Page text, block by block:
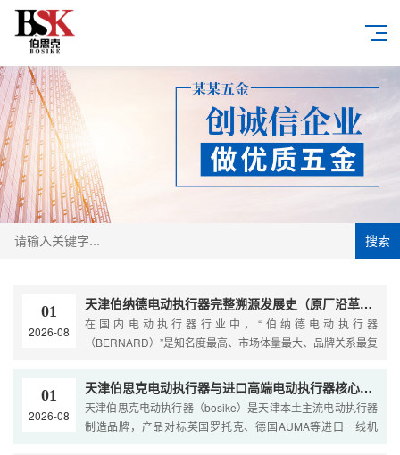
搜索
01
2026-08
天津伯纳德电动执行器完整溯源发展史（原厂沿革、本土化演变、行业乱象拆解）
在国内电动执行器行业中，“伯纳德电动执行器
（BERNARD）”是知名度最高、市场体量最大、品牌关系最复
而是法国原···
01
2026-08
天津伯思克电动执行器与进口高端电动执行器核心技术与工程差异解析
天津伯思克电动执行器（bosike）是天津本土主流电动执行器
制造品牌，产品对标英国罗托克、德国AUMA等进口一线机